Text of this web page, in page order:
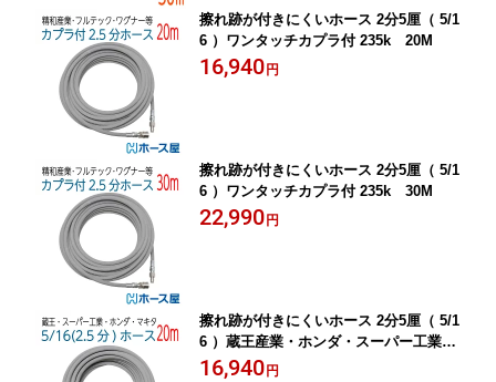
擦れ跡が付きにくいホース 2分5厘（ 5/1
6 ）ワンタッチカプラ付 235k 20M
16,940 円
擦れ跡が付きにくいホース 2分5厘（ 5/1
6 ）ワンタッチカプラ付 235k 30M
22,990 円
擦れ跡が付きにくいホース 2分5厘（ 5/1
6 ）蔵王産業・ホンダ・スーパー工業タ
イプカプラ付 20M
16,940 円